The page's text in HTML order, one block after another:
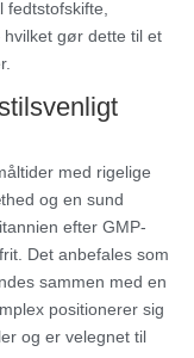
gør dette til et
med rigelige
og en sund
efter GMP-
Det anbefales som
sammen med en
positionerer sig
og er velegnet til